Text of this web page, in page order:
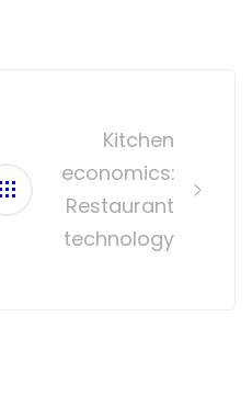
Kitchen
economics:
Restaurant
technology